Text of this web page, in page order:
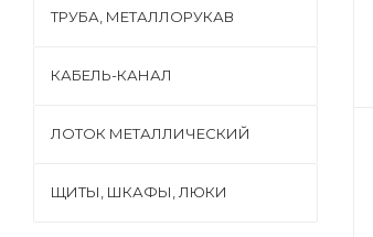
ТРУБА, МЕТАЛЛОРУКАВ
КАБЕЛЬ-КАНАЛ
ЛОТОК МЕТАЛЛИЧЕСКИЙ
ЩИТЫ, ШКАФЫ, ЛЮКИ